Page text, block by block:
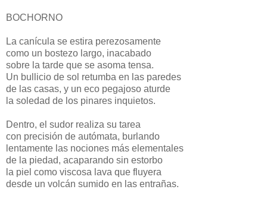
BOCHORNO
La canícula se estira perezosamente
como un bostezo largo, inacabado
sobre la tarde que se asoma tensa.
Un bullicio de sol retumba en las paredes
de las casas, y un eco pegajoso aturde
la soledad de los pinares inquietos.
Dentro, el sudor realiza su tarea
con precisión de autómata, burlando
lentamente las nociones más elementales
de la piedad, acaparando sin estorbo
la piel como viscosa lava que fluyera
desde un volcán sumido en las entrañas.